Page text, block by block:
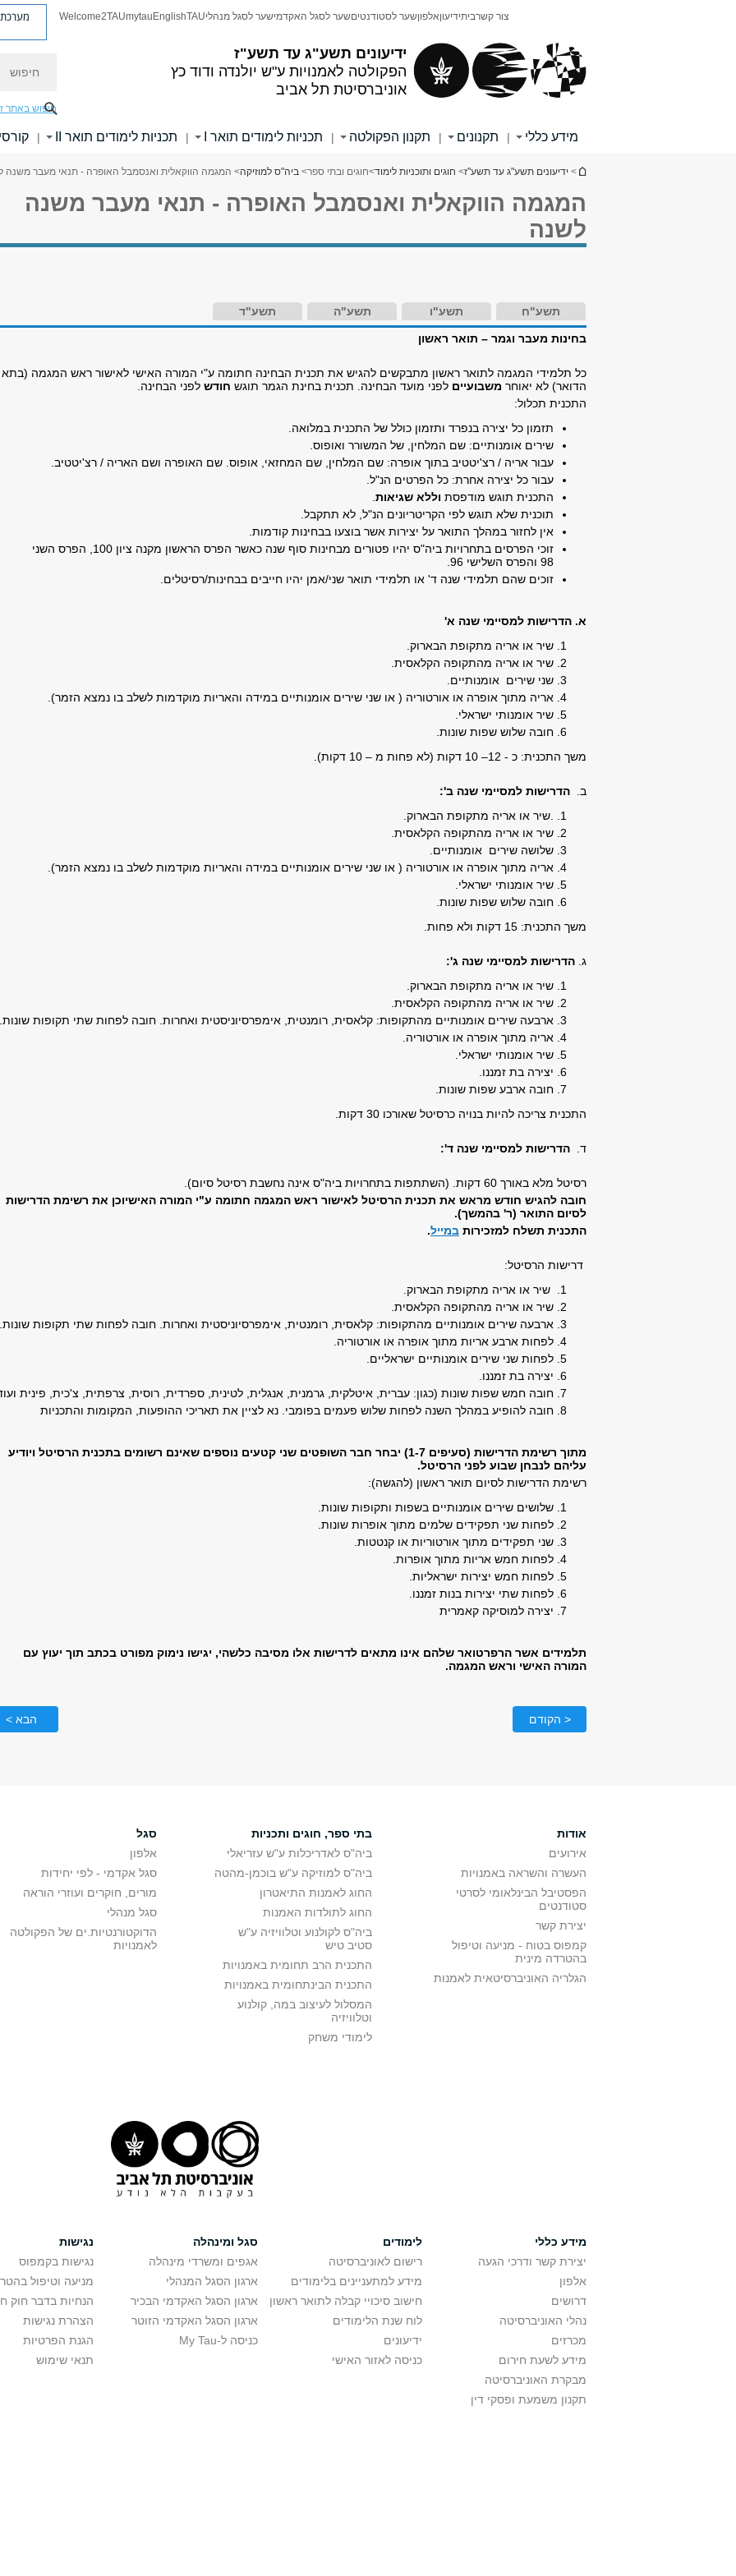
ידיעונים תשע"ג עד תשע"ז
הפקולטה לאמנויות ע"ש יולנדה ודוד כץ
אוניברסיטת תל אביב
צור קשרביתידיעוןאלפוןשער לסטודנטיםשער לסגל האקדמישער לסגל מנהליTAU
English
mytau
Welcome2TAU מערכת
חיפוש באתר
מידע כללי | תקנונים | תקנון הפקולטה | תכניות לימודים תואר I | תכניות לימודים תואר II |
הינך נמצא כאן
> ידיעונים תשע"ג עד תשע"ז> חוגים ותוכניות לימוד>חוגים ובתי ספר> ביה"ס למוזיקה> המגמה הווקאלית ואנסמבל האופרה - תנאי מעבר משנה
המגמה הווקאלית ואנסמבל האופרה - תנאי מעבר משנה
לשנה
תשע"ח תשע"ו תשע"ה תשע"ד
בחינות מעבר וגמר – תואר ראשון
כל תלמידי המגמה לתואר ראשון מתבקשים להגיש את תכנית הבחינה חתומה ע"י המורה האישי לאישור ראש המגמה (בתא
הדואר) לא יאוחר משבועיים לפני מועד הבחינה. תכנית בחינת הגמר תוגש חודש לפני הבחינה.
התכנית תכלול:
תזמון כל יצירה בנפרד ותזמון כולל של התכנית במלואה.
שירים אומנותיים: שם המלחין, של המשורר ואופוס.
עבור אריה / רצ'יטטיב בתוך אופרה: שם המלחין, שם המחזאי, אופוס. שם האופרה ושם האריה / רצ'יטטיב.
עבור כל יצירה אחרת: כל הפרטים הנ"ל.
התכנית תוגש מודפסת וללא שגיאות
תוכנית שלא תוגש לפי הקריטריונים הנ"ל, לא תתקבל.
אין לחזור במהלך התואר על יצירות אשר בוצעו בבחינות קודמות.
זוכי הפרסים בתחרויות ביה"ס יהיו פטורים מבחינות סוף שנה כאשר הפרס הראשון מקנה ציון 100, הפרס השני
98 והפרס השלישי 96.
זוכים שהם תלמידי שנה ד' או תלמידי תואר שני/אמן יהיו חייבים בבחינות/רסיטלים.
א. הדרישות למסיימי שנה א'
שיר או אריה מתקופת הבארוק.
שיר או אריה מהתקופה הקלאסית.
שני שירים אומנותיים.
אריה מתוך אופרה או אורטוריה ( או שני שירים אומנותיים במידה והאריות מוקדמות לשלב בו נמצא הזמר).
שיר אומנותי ישראלי.
חובה שלוש שפות שונות.
משך התכנית: כ - 12– 10 דקות (לא פחות מ – 10 דקות).
ב. הדרישות למסיימי שנה ב':
.שיר או אריה מתקופת הבארוק.
שיר או אריה מהתקופה הקלאסית.
שלושה שירים אומנותיים.
אריה מתוך אופרה או אורטוריה ( או שני שירים אומנותיים במידה והאריות מוקדמות לשלב בו נמצא הזמר).
שיר אומנותי ישראלי.
חובה שלוש שפות שונות.
משך התכנית: 15 דקות ולא פחות.
ג. הדרישות למסיימי שנה ג':
שיר או אריה מתקופת הבארוק.
שיר או אריה מהתקופה הקלאסית.
ארבעה שירים אומנותיים מהתקופות: קלאסית, רומנטית, אימפרסיוניסטית ואחרות. חובה לפחות שתי תקופות שונות.
אריה מתוך אופרה או אורטוריה.
שיר אומנותי ישראלי.
יצירה בת זמננו.
חובה ארבע שפות שונות.
התכנית צריכה להיות בנויה כרסיטל שאורכו 30 דקות.
ד. הדרישות למסיימי שנה ד':
רסיטל מלא באורך 60 דקות. (השתתפות בתחרויות ביה"ס אינה נחשבת רסיטל סיום).
חובה להגיש חודש מראש את תכנית הרסיטל לאישור ראש המגמה חתומה ע"י המורה האישיוכן את רשימת הדרישות
לסיום התואר (ר' בהמשך).
התכנית תשלח למזכירות במייל.
דרישות הרסיטל:
שיר או אריה מתקופת הבארוק.
שיר או אריה מהתקופה הקלאסית.
ארבעה שירים אומנותיים מהתקופות: קלאסית, רומנטית, אימפרסיוניסטית ואחרות. חובה לפחות שתי תקופות שונות.
לפחות ארבע אריות מתוך אופרה או אורטוריה.
לפחות שני שירים אומנותיים ישראליים.
יצירה בת זמננו.
חובה חמש שפות שונות (כגון: עברית, איטלקית, גרמנית, אנגלית, לטינית, ספרדית, רוסית, צרפתית, צ'כית, פינית
חובה להופיע במהלך השנה לפחות שלוש פעמים בפומבי. נא לציין את תאריכי ההופעות, המקומות והתכניות
מתוך רשימת הדרישות (סעיפים 1-7) יבחר חבר השופטים שני קטעים נוספים שאינם רשומים בתכנית הרסיטל ויודיע
עליהם לנבחן שבוע לפני הרסיטל.
רשימת הדרישות לסיום תואר ראשון (להגשה):
שלושים שירים אומנותיים בשפות ותקופות שונות.
לפחות שני תפקידים שלמים מתוך אופרות שונות.
שני תפקידים מתוך אורטוריות או קנטטות.
לפחות חמש אריות מתוך אופרות.
לפחות חמש יצירות ישראליות.
לפחות שתי יצירות בנות זמננו.
יצירה למוסיקה קאמרית
תלמידים אשר הרפרטואר שלהם אינו מתאים לדרישות אלו מסיבה כלשהי, יגישו נימוק מפורט בכתב תוך יעוץ עם
המורה האישי וראש המגמה.
< הקודם הבא >
אודות
אירועים
העשרה והשראה באמנויות
הפסטיבל הבינלאומי לסרטי
סטודנטים
יצירת קשר
קמפוס בטוח - מניעה וטיפול
בהטרדה מינית
הגלריה האוניברסיטאית לאמנות
בתי ספר, חוגים ותכניות
ביה"ס לאדריכלות ע"ש עזריאלי
ביה"ס למוזיקה ע"ש בוכמן-מהטה
החוג לאמנות התיאטרון
החוג לתולדות האמנות
ביה"ס לקולנוע וטלוויזיה ע"ש
סטיב טיש
התכנית הרב תחומית באמנויות
התכנית הבינתחומית באמנויות
המסלול לעיצוב במה, קולנוע
וטלוויזיה
לימודי משחק
סגל
אלפון
סגל אקדמי - לפי יחידות
מורים, חוקרים ועוזרי הוראה
סגל מנהלי
הדוקטורנטיות.ים של הפקולטה
לאמנויות
מידע כללי
יצירת קשר ודרכי הגעה
אלפון
דרושים
נהלי האוניברסיטה
מכרזים
מידע לשעת חירום
מבקרת האוניברסיטה
תקנון משמעת ופסקי דין
לימודים
רישום לאוניברסיטה
מידע למתעניינים בלימודים
חישוב סיכויי קבלה לתואר ראשון
לוח שנת הלימודים
ידיעונים
כניסה לאזור האישי
סגל ומינהלה
אגפים ומשרדי מינהלה
ארגון הסגל המנהלי
ארגון הסגל האקדמי הבכיר
ארגון הסגל האקדמי הזוטר
כניסה ל-My Tau
נגישות
נגישות בקמפוס
מניעה וטיפול
הנחיות בדבר חוק
הצהרת נגישות
הגנת הפרטיות
תנאי שימוש